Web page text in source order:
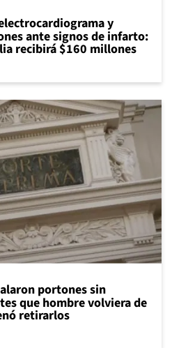
y
ante signos de infarto:
recibirá $160 millones
portones sin
que hombre volviera de
retirarlos